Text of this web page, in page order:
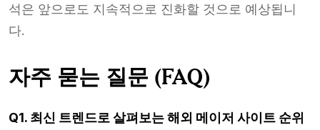
석은 앞으로도 지속적으로 진화할 것으로 예상됩니
다.
자주 묻는 질문 (FAQ)
Q1. 최신 트렌드로 살펴보는 해외 메이저 사이트 순위